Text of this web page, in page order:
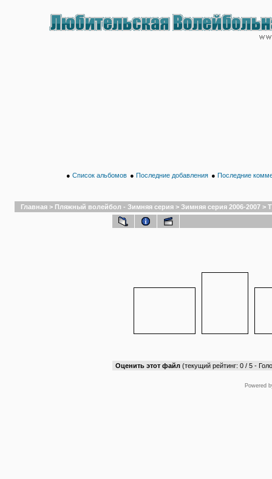
● Список альбомов ● Последние добавления ● Последние
Главная > Пляжный волейбол - Зимняя серия > Зимняя серия 2006-2007 >
Оценить этот файл (текущий рейтинг: 0 / 5 -
Powered